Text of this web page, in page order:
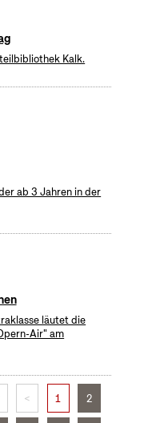
Kalk.
ab 3 Jahren in der
läutet die
Air" am
< 1 2